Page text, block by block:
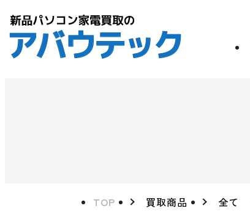
TOP 買取商品 全て